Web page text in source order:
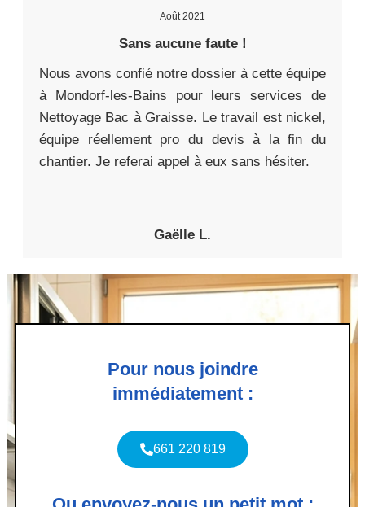
Août 2021
Sans aucune faute !
Nous avons confié notre dossier à cette équipe
à Mondorf-les-Bains pour leurs services de
Nettoyage Bac à Graisse. Le travail est nickel,
équipe réellement pro du devis à la fin du
chantier. Je referai appel à eux sans hésiter.
Gaëlle L.
Pour nous joindre
immédiatement :
661 220 819